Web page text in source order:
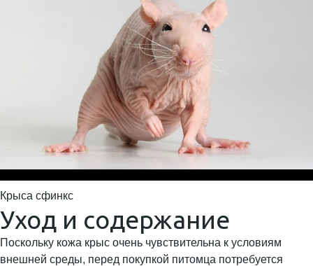
Крыса сфинкс
Уход и содержание
Поскольку кожа крыс очень чувствительна к условиям
внешней среды, перед покупкой питомца потребуется